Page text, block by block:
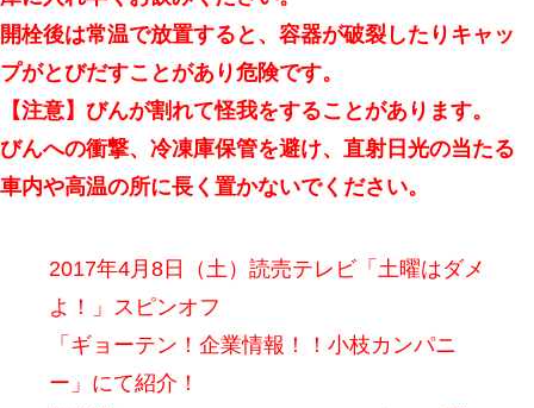
開栓後は常温で放置すると、容器が破裂したりキャッ
プがとびだすことがあり危険です。
【注意】びんが割れて怪我をすることがあります。
びんへの衝撃、冷凍庫保管を避け、直射日光の当たる
車内や高温の所に長く置かないでください。
2017年4月8日（土）読売テレビ「土曜はダメ
よ！」スピンオフ
「ギョーテン！企業情報！！小枝カンパニ
ー」にて紹介！